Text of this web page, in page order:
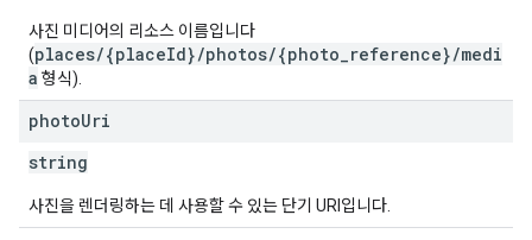
사진 미디어의 리소스 이름입니다
(places/{placeId}/photos/{photo_reference}/medi
a 형식).
photoUri
string
사진을 렌더링하는 데 사용할 수 있는 단기 URI입니다.